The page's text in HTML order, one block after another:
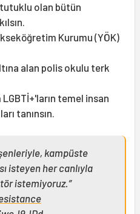
olan bütün
Kurumu (YÖK)
alan polis okulu terk
temel insan
tanınsın.
kampüste
isteyen her canlıyla
istemiyoruz.”